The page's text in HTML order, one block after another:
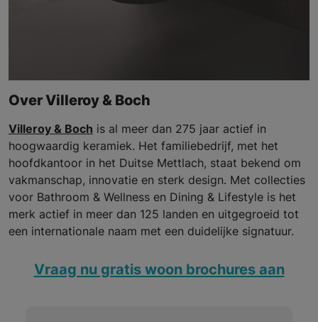
Over Villeroy & Boch
Villeroy & Boch is al meer dan 275 jaar actief in
hoogwaardig keramiek. Het familiebedrijf, met het
hoofdkantoor in het Duitse Mettlach, staat bekend om
vakmanschap, innovatie en sterk design. Met collecties
voor Bathroom & Wellness en Dining & Lifestyle is het
merk actief in meer dan 125 landen en uitgegroeid tot
een internationale naam met een duidelijke signatuur.
Vraag nu gratis woon brochures aan